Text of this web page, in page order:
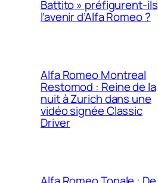
Battito » préfigurent-ils
l’avenir d’Alfa Romeo ?
Alfa Romeo Montreal
Restomod : Reine de la
nuit à Zurich dans une
vidéo signée Classic
Driver